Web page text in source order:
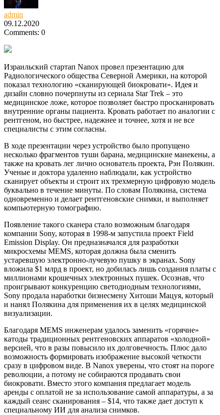
admin
09.12.2020
Comments: 0
Израильский стартап Nanox провел презентацию для
Радиологического общества Северной Америки, на которой
показал технологию «сканирующей биокровати». Идея и
дизайн словно почерпнуты из сериала Star Trek – это
медицинское ложе, которое позволяет быстро просканировать
внутренние органы пациента. Кровать работает по аналогии с
рентгеном, но быстрее, надежнее и точнее, хотя и не все
специалисты с этим согласны.
В ходе презентации через устройство было пропущено
несколько фрагментов туши барана, медицинские манекены, а
также на кровать лег лично основатель проекта, Рэн Полякин.
Ученые и доктора удаленно наблюдали, как устройство
сканирует объекты и строит их трехмерную цифровую модель
буквально в течение минуты. По словам Полякина, система
одновременно и делает рентгеновские снимки, и выполняет
компьютерную томографию.
Появление такого сканера стало возможным благодаря
компании Sony, которая в 1998-м запустила проект Field
Emission Display. Он предназначался для разработки
микросхемы MEMS, которая должна была сменить
устаревшую электронно-лучевую пушку в экранах. Sony
вложила $1 млрд в проект, но добилась лишь создания платы с
миллионами крошечных электронных пушек. Осознав, что
проигрывают конкуренцию светодиодным технологиями,
Sony продала наработки бизнесмену Хитоши Мацуя, который
и нанял Полякина для применения их в целях медицинской
визуализации.
Благодаря MEMS инженерам удалось заменить «горячие»
катоды традиционных рентгеновских аппаратов «холодной»
версией, что в разы повысило их долговечность. Плюс дало
возможность формировать изображение высокой четкости
сразу в цифровом виде. В Nanox уверены, что стоят на пороге
революции, а потому не собираются продавать свои
биокровати. Вместо этого компания предлагает модель
аренды с оплатой не за использование самой аппаратуры, а за
каждый сеанс сканирования – $14, что также дает доступ к
специальному ИИ для анализа снимков.